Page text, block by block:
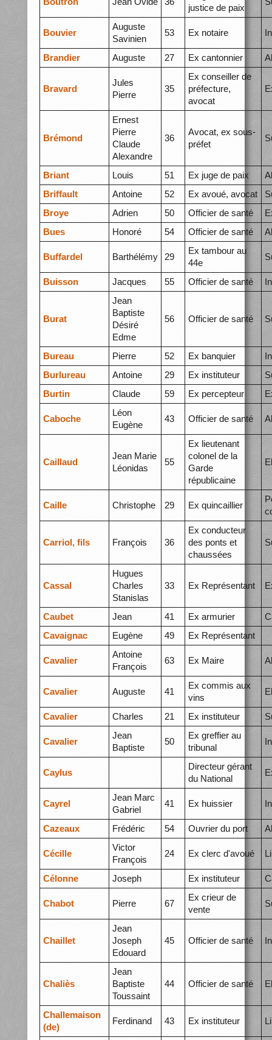
justice de paix
Bouvier
Auguste
Savinien
53 Ex notaire
Brandier Auguste 27 Ex cantonnier
Bravard
Jules
Pierre
35
Ex conseiller de
préfecture,
avocat
Brémond
Ernest
Pierre
Claude
Alexandre
36
Avocat, ex sous-
préfet
Briant Louis 51 Ex juge de paix
Briffault
Antoine 52 Ex avoué, avocat
Broye
Adrien 50 Officier de santé
Bues
Honoré 54 Officier de santé
Buffardel Barthélémy 29
Ex tambour au
44e
Buisson Jacques 55 Officier de santé
Burat
Jean
Baptiste
Désiré
Edme
56 Officier de santé
Bureau Pierre 52 Ex banquier
Burlureau
Antoine 29 Ex instituteur
Burtin
Claude 59 Ex percepteur
Caboche
Léon
Eugène
43 Officier de santé
Caillaud
Jean Marie
Léonidas
55
Ex lieutenant
colonel de la
Garde
républicaine
Caille Christophe 29 Ex quincaillier
Carriol, fils François 36
Ex conducteur
des ponts et
chaussées
Cassal
Hugues
Charles
Stanislas
33 Ex Représentant
Caubet Jean 41 Ex armurier
Cavaignac
Eugène 49 Ex Représentant
Cavalier
Antoine
François
63 Ex Maire
Cavalier Auguste 41
Ex commis aux
vins
Cavalier Charles 21 Ex instituteur
Cavalier
Jean
Baptiste
50
Ex greffier au
tribunal
Caylus
Directeur gérant
du National
Cayrel
Jean Marc
Gabriel
41 Ex huissier
Cazeaux Frédéric 54 Ouvrier du port
Cécille
Victor
François
24 Ex clerc d'avoué
Célonne Joseph Ex instituteur
Chabot Pierre 67
Ex crieur de
vente
Chaillet
Jean
Joseph
Edouard
45 Officier de santé
Chaliès
Jean
Baptiste
Toussaint
44 Officier de santé
Challemaison
(de)
Ferdinand 43 Ex instituteur